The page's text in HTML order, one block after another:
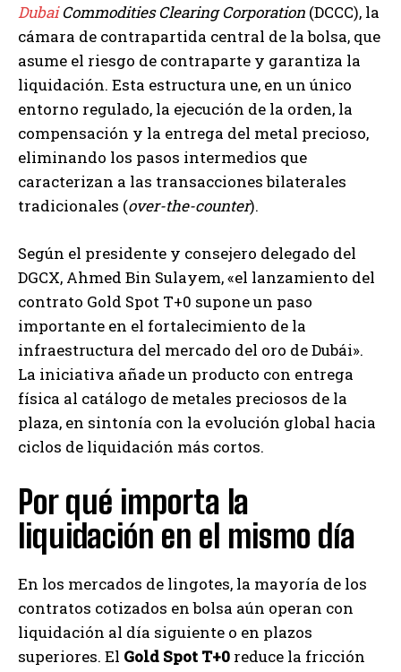
DubaiCommodities Clearing Corporation (DCCC), la
cámara de contrapartida central de la bolsa, que
asume el riesgo de contraparte y garantiza la
liquidación. Esta estructura une, en un único
entorno regulado, la ejecución de la orden, la
compensación y la entrega del metal precioso,
eliminando los pasos intermedios que
caracterizan a las transacciones bilaterales
tradicionales (over-the-counter).
Según el presidente y consejero delegado del
DGCX, Ahmed Bin Sulayem, «el lanzamiento del
contrato Gold Spot T+0 supone un paso
importante en el fortalecimiento de la
infraestructura del mercado del oro de Dubái».
La iniciativa añade un producto con entrega
física al catálogo de metales preciosos de la
plaza, en sintonía con la evolución global hacia
ciclos de liquidación más cortos.
Por qué importa la
liquidación en el mismo día
En los mercados de lingotes, la mayoría de los
contratos cotizados en bolsa aún operan con
liquidación al día siguiente o en plazos
superiores. El Gold Spot T+0 reduce la fricción